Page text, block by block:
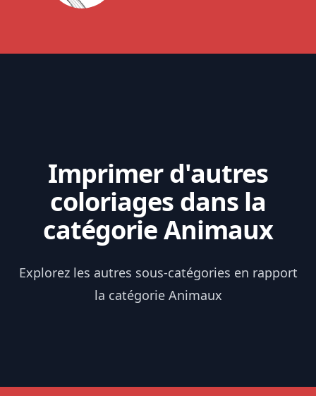
Imprimer d'autres
coloriages dans la
catégorie Animaux
Explorez les autres sous-catégories en rapport
la catégorie Animaux